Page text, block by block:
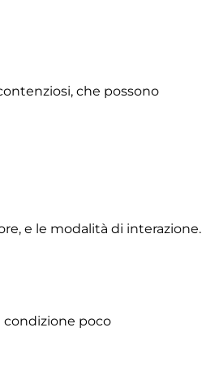
che possono
e le modalità di interazione.
condizione poco